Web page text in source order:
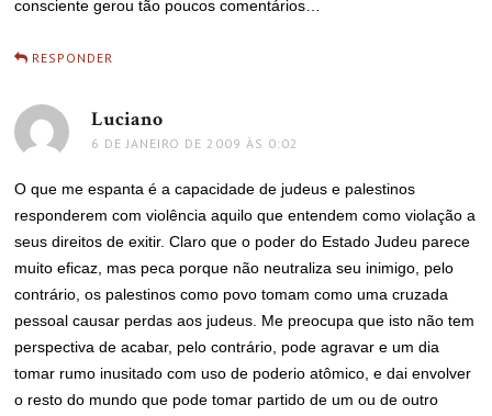
consciente gerou tão poucos comentários…
RESPONDER
Luciano
6 DE JANEIRO DE 2009 ÀS 0:02
O que me espanta é a capacidade de judeus e palestinos
responderem com violência aquilo que entendem como violação a
seus direitos de exitir. Claro que o poder do Estado Judeu parece
muito eficaz, mas peca porque não neutraliza seu inimigo, pelo
contrário, os palestinos como povo tomam como uma cruzada
pessoal causar perdas aos judeus. Me preocupa que isto não tem
perspectiva de acabar, pelo contrário, pode agravar e um dia
tomar rumo inusitado com uso de poderio atômico, e dai envolver
o resto do mundo que pode tomar partido de um ou de outro